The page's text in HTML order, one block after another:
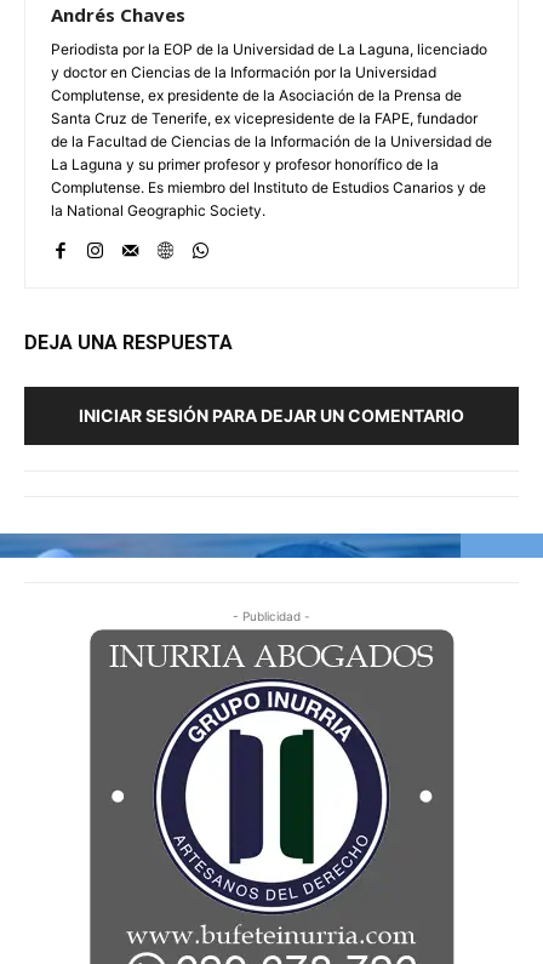
Andrés Chaves
Periodista por la EOP de la Universidad de La Laguna, licenciado
y doctor en Ciencias de la Información por la Universidad
Complutense, ex presidente de la Asociación de la Prensa de
Santa Cruz de Tenerife, ex vicepresidente de la FAPE, fundador
de la Facultad de Ciencias de la Información de la Universidad de
La Laguna y su primer profesor y profesor honorífico de la
Complutense. Es miembro del Instituto de Estudios Canarios y de
la National Geographic Society.
DEJA UNA RESPUESTA
INICIAR SESIÓN PARA DEJAR UN COMENTARIO
- Publicidad -